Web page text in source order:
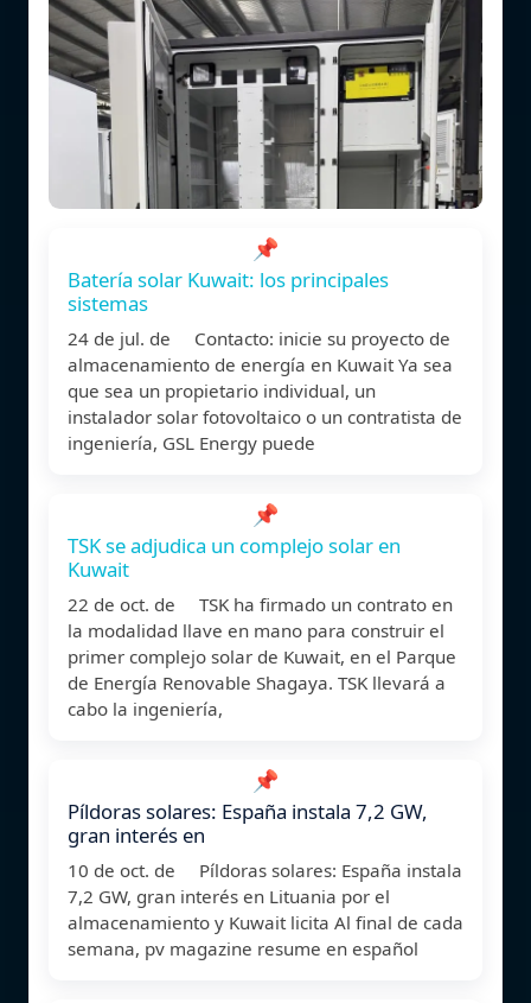
📌
Batería solar Kuwait: los principales
sistemas
24 de jul. de Contacto: inicie su proyecto de
almacenamiento de energía en Kuwait Ya sea
que sea un propietario individual, un
instalador solar fotovoltaico o un contratista de
ingeniería, GSL Energy puede
📌
TSK se adjudica un complejo solar en
Kuwait
22 de oct. de TSK ha firmado un contrato en
la modalidad llave en mano para construir el
primer complejo solar de Kuwait, en el Parque
de Energía Renovable Shagaya. TSK llevará a
cabo la ingeniería,
📌
Píldoras solares: España instala 7,2 GW,
gran interés en
10 de oct. de Píldoras solares: España instala
7,2 GW, gran interés en Lituania por el
almacenamiento y Kuwait licita Al final de cada
semana, pv magazine resume en español